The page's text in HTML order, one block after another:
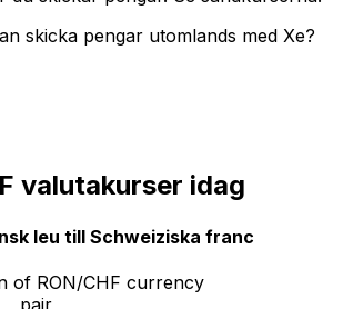
skicka pengar utomlands med Xe?
valutakurser idag
leu till Schweiziska franc
of RON/CHF currency
pair